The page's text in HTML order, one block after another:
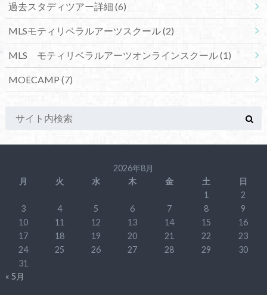
過去スタディツアー詳細 (6)
MLSモティリベラルアーツスクール(2)
MLS モティリベラルアーツオンラインスクール(1)
MOECAMP (7)
2026年8月
月
火 水 木 金 土
日
1
2
3
4 5 6 7 8
9
10
11 12 13 14 15
16
17
18 19 20 21 22
23
24
25 26 27 28 29
30
31
« 5月